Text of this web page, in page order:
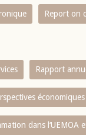
Report on
Rapport
économiques
dans l‘UEMOA